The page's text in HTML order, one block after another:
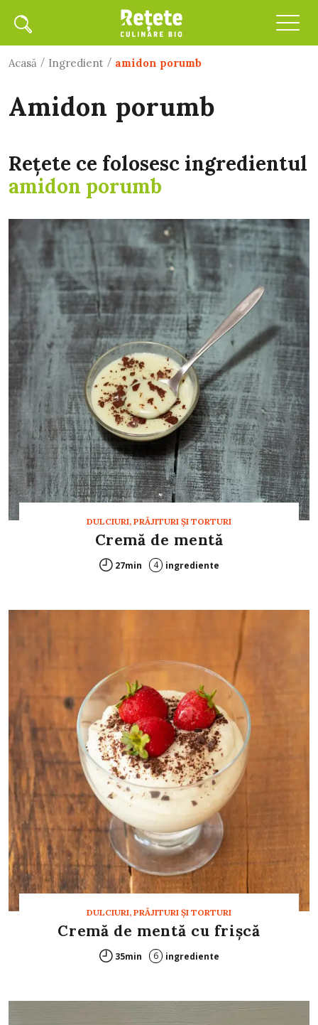
Acasă / Ingredient / amidon porumb
amidon porumb
Rețete ce folosesc ingredientul
amidon porumb
DULCIURI, PRĂJITURI ȘI TORTURI
Cremă de mentă
27min 4 ingrediente
DULCIURI, PRĂJITURI ȘI TORTURI
Cremă de mentă cu frișcă
35min 6 ingrediente